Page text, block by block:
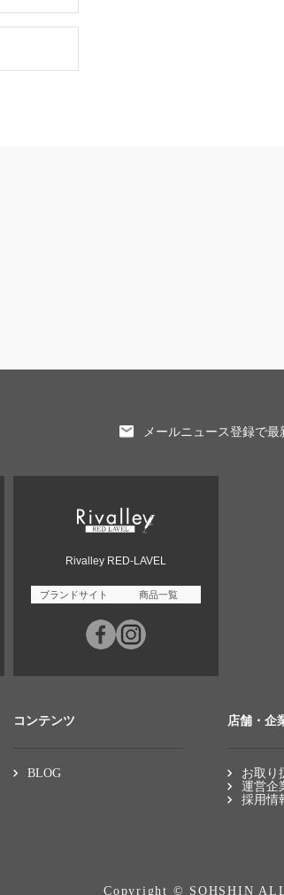
メールニュース登録で
Rivalley RED-LAVEL
ブランドサイト 商品一覧
コンテンツ
BLOG
店舗・企
お取り
運営企
採用情
Copyright © SOHSHIN